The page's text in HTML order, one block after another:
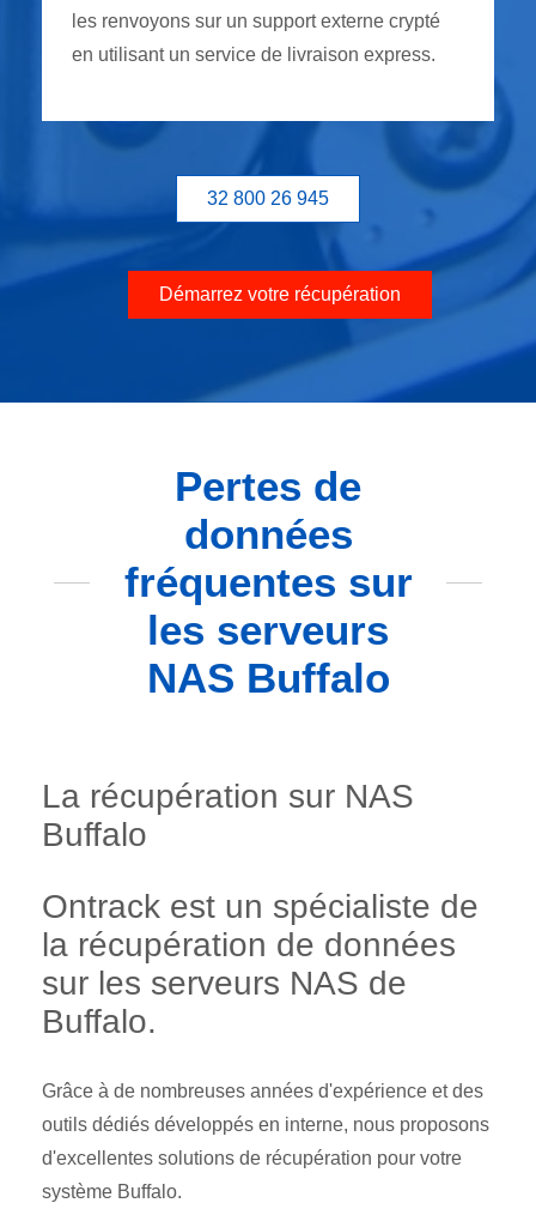
les renvoyons sur un support externe crypté
en utilisant un service de livraison express.
32 800 26 945
Démarrez votre récupération
Pertes de
données
fréquentes sur
les serveurs
NAS Buffalo
La récupération sur NAS
Buffalo
Ontrack est un spécialiste de
la récupération de données
sur les serveurs NAS de
Buffalo.
Grâce à de nombreuses années d'expérience et des
outils dédiés développés en interne, nous proposons
d'excellentes solutions de récupération pour votre
système Buffalo.